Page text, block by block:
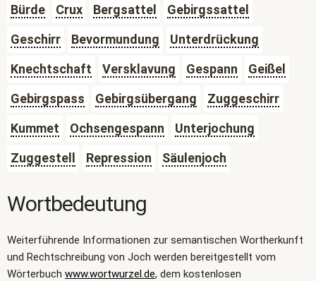
Bürde Crux Bergsattel
Gebirgssattel
Geschirr
Bevormundung
Unterdrückung
Knechtschaft
Versklavung Gespann
Geißel
Gebirgspass
Gebirgsübergang
Zuggeschirr
Kummet
Ochsengespann
Unterjochung
Zuggestell
Repression Säulenjoch
Wortbedeutung
Weiterführende Informationen zur semantischen Wortherkunft
und Rechtschreibung von Joch werden bereitgestellt vom
Wörterbuch www.wortwurzel.de, dem kostenlosen